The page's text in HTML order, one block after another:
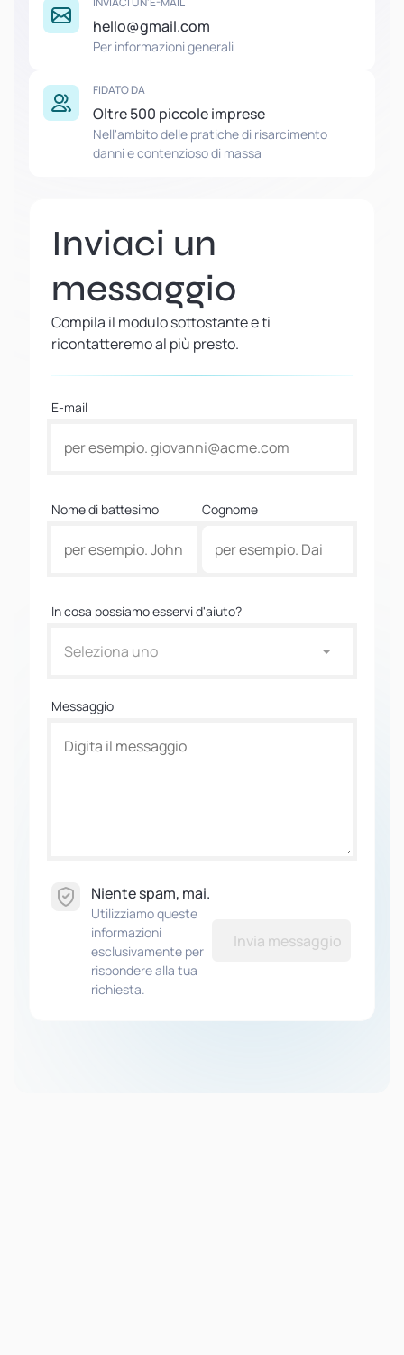
hello@gmail.com
Per informazioni generali
FIDATO DA
Oltre 500 piccole imprese
Nell'ambito delle pratiche di risarcimento
danni e contenzioso di massa
Inviaci un
messaggio
Compila il modulo sottostante e ti
ricontatteremo al più presto.
E-mail
Nome di battesimo Cognome
In cosa possiamo esservi d'aiuto?
Seleziona uno
Messaggio
Niente spam, mai.
Utilizziamo queste
informazioni
esclusivamente per
rispondere alla tua
richiesta.
Invia messaggio